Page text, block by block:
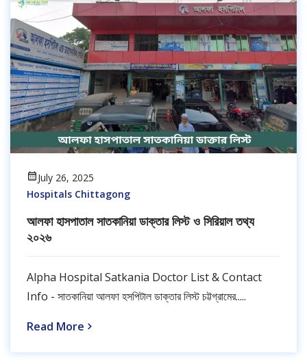
July 26, 2025
Hospitals Chittagong
আলফা হাসপাতাল সাতকানিয়া ডাক্তার লিস্ট ও সিরিয়াল তথ্য
২০২৬
Alpha Hospital Satkania Doctor List & Contact
Info - সাতকানিয়া আলফা হসপিটাল ডাক্তার লিস্ট চট্টগ্রামের.....
Read More